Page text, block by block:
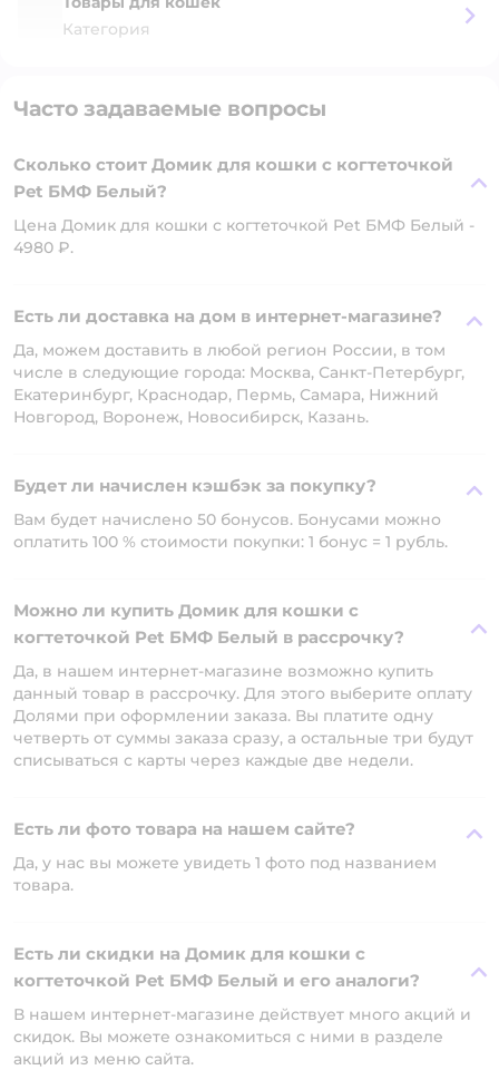
Категория
Часто задаваемые вопросы
Сколько стоит Домик для кошки с когтеточкой
Pet БМФ Белый?
Цена Домик для кошки с когтеточкой Pet БМФ Белый -
4980 ₽.
Есть ли доставка на дом в интернет-магазине?
Да, можем доставить в любой регион России, в том
числе в следующие города: Москва, Санкт-Петербург,
Екатеринбург, Краснодар, Пермь, Самара, Нижний
Новгород, Воронеж, Новосибирск, Казань.
Будет ли начислен кэшбэк за покупку?
Вам будет начислено 50 бонусов. Бонусами можно
оплатить 100 % стоимости покупки: 1 бонус = 1 рубль.
Можно ли купить Домик для кошки с
когтеточкой Pet БМФ Белый в рассрочку?
Да, в нашем интернет-магазине возможно купить
данный товар в рассрочку. Для этого выберите оплату
Долями при оформлении заказа. Вы платите одну
четверть от суммы заказа сразу, а остальные три будут
списываться с карты через каждые две недели.
Есть ли фото товара на нашем сайте?
Да, у нас вы можете увидеть 1 фото под названием
товара.
Есть ли скидки на Домик для кошки с
когтеточкой Pet БМФ Белый и его аналоги?
В нашем интернет-магазине действует много акций и
скидок. Вы можете ознакомиться с ними в разделе
акций из меню сайта.